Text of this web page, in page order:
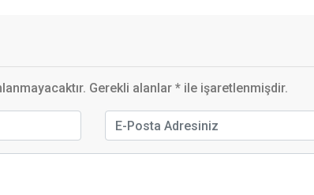
Gerekli alanlar * ile işaretlenmişdir.